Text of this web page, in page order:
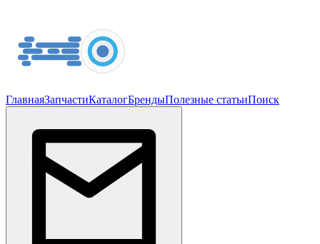
ГлавнаяЗапчастиКаталогБрендыПолезные статьиПоиск